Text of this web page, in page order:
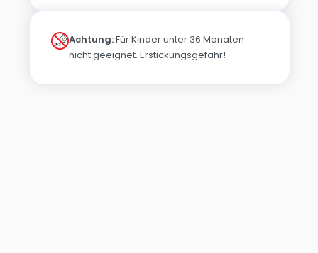
Achtung:Für Kinder unter 36 Monaten
nicht geeignet. Erstickungsgefahr!